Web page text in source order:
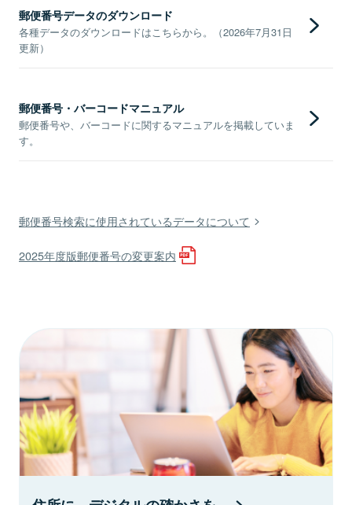
郵便番号データのダウンロード
各種データのダウンロードはこちらから。（2026年7月31日
更新）
郵便番号・バーコードマニュアル
郵便番号や、バーコードに関するマニュアルを掲載していま
す。
郵便番号検索に使用されているデータについて
2025年度版郵便番号の変更案内